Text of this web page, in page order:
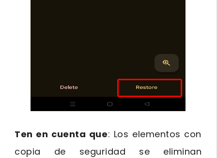
Ten en cuenta que: Los elementos con
copia de seguridad se eliminan